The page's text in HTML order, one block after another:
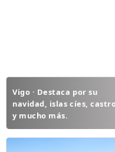
Vigo · Destaca por su
navidad, islas cíes,
y mucho más.